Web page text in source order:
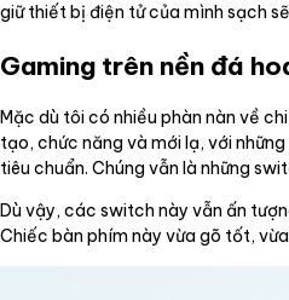
giữ thiết bị điện tử của mình sạch
Gaming trên nền đá
Mặc dù tôi có nhiều phàn nàn về
tạo, chức năng và mới lạ, với
tiêu chuẩn. Chúng vẫn là những
Dù vậy, các switch này vẫn ấn
Chiếc bàn phím này vừa gõ tốt,